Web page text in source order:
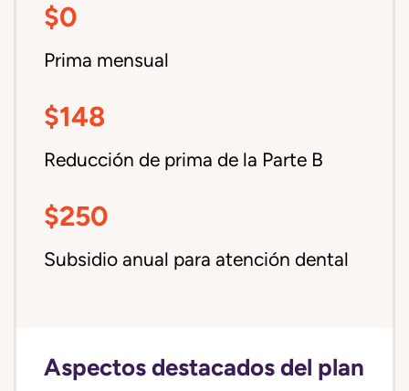
$0
Prima mensual
$148
Reducción de prima de la Parte B
$250
Subsidio anual para atención dental
Aspectos destacados del plan